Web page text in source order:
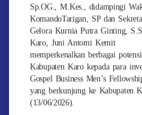
Sp.OG., M.Kes., didampingi
KomandoTarigan, SP dan
Gelora Kurnia Putra Ginting,
Karo, Juni Antomi Kemit
memperkenalkan berbagai
Kabupaten Karo kepada para
Gospel Business Men’s
yang berkunjung ke Kabupaten
(13/06/2026).